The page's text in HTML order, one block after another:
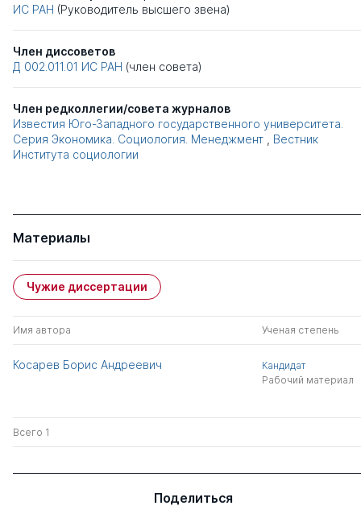
ИС РАН (Руководитель высшего звена)
Член диссоветов
Д 002.011.01 ИС РАН (член совета)
Член редколлегии/совета журналов
Известия Юго-Западного государственного университета.
Серия Экономика. Социология. Менеджмент
Вестник
Института социологии
Материалы
Чужие диссертации
Имя автора Ученая степень
Косарев Борис Андреевич
Кандидат
Рабочий материал
Всего 1
Поделиться